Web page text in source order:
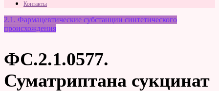
Контакты
2.1. Фармацевтические субстанции синтетического
происхождения
ФС.2.1.0577.
Суматриптана сукцинат